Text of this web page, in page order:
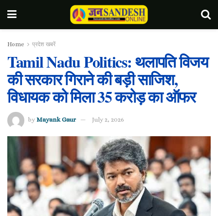
Home प्रदेश खबरें
Tamil Nadu Politics: थलापति विजय
की सरकार गिराने की बड़ी साजिश,
विधायक को मिला 35 करोड़ का ऑफर
by Mayank Gaur July 2, 2026